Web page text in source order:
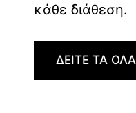
κάθε διάθεση.
ΔΕΙΤΕ ΤΑ ΟΛΑ